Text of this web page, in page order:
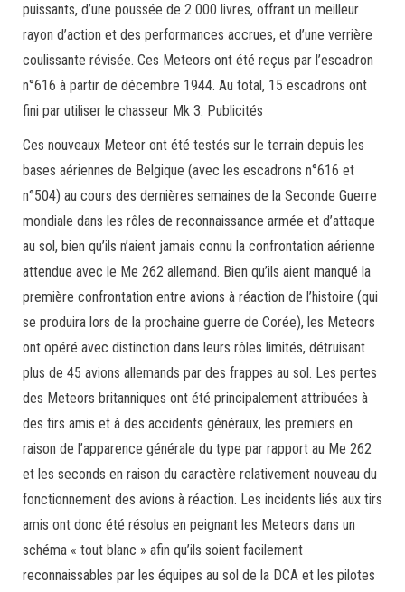
puissants, d’une poussée de 2 000 livres, offrant un meilleur
rayon d’action et des performances accrues, et d’une verrière
coulissante révisée. Ces Meteors ont été reçus par l’escadron
n°616 à partir de décembre 1944. Au total, 15 escadrons ont
fini par utiliser le chasseur Mk 3. Publicités
Ces nouveaux Meteor ont été testés sur le terrain depuis les
bases aériennes de Belgique (avec les escadrons n°616 et
n°504) au cours des dernières semaines de la Seconde Guerre
mondiale dans les rôles de reconnaissance armée et d’attaque
au sol, bien qu’ils n’aient jamais connu la confrontation aérienne
attendue avec le Me 262 allemand. Bien qu’ils aient manqué la
première confrontation entre avions à réaction de l’histoire (qui
se produira lors de la prochaine guerre de Corée), les Meteors
ont opéré avec distinction dans leurs rôles limités, détruisant
plus de 45 avions allemands par des frappes au sol. Les pertes
des Meteors britanniques ont été principalement attribuées à
des tirs amis et à des accidents généraux, les premiers en
raison de l’apparence générale du type par rapport au Me 262
et les seconds en raison du caractère relativement nouveau du
fonctionnement des avions à réaction. Les incidents liés aux tirs
amis ont donc été résolus en peignant les Meteors dans un
schéma « tout blanc » afin qu’ils soient facilement
reconnaissables par les équipes au sol de la DCA et les pilotes